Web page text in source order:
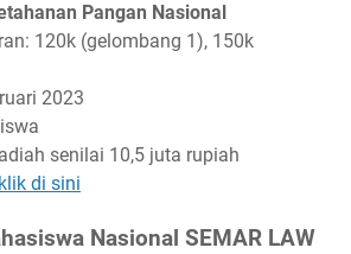
Pangan Nasional
120k (gelombang 1), 150k
2023
senilai 10,5 juta rupiah
klik di sini
Nasional SEMAR LAW